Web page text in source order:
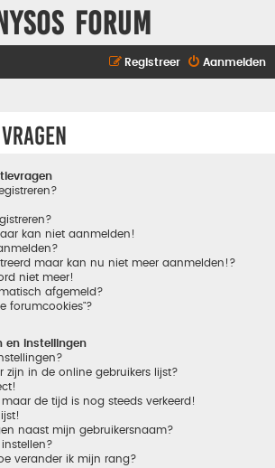
Forum
Aanmelden
Registreer
kan niet aanmelden!
maar kan nu niet meer aanmelden!?
niet meer!
afgemeld?
forumcookies"?
en instellingen
zijn in de online gebruikers lijst?
maar de tijd is nog steeds verkeerd!
naast mijn gebruikersnaam?
verander ik mijn rang?